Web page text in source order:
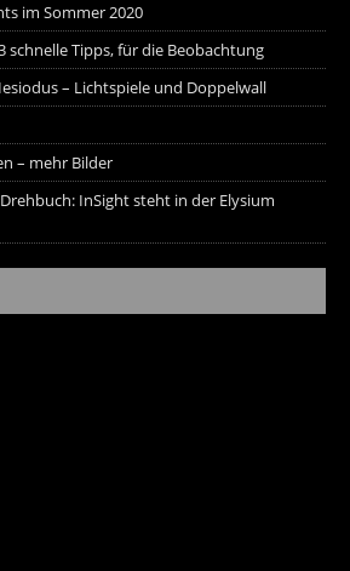
im Sommer 2020
schnelle Tipps, für die Beobachtung
– Lichtspiele und Doppelwall
– mehr Bilder
InSight steht in der Elysium